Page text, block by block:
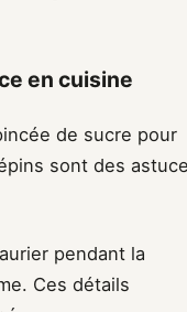
en cuisine
de sucre pour
sont des
pendant la
Ces détails